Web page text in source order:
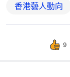
香港藝人動向
9